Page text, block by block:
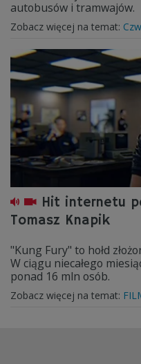
autobusów i tramwajów.
Zobacz więcej na temat:
Hit internetu
Tomasz Knapik
"Kung Fury" to hołd
W ciągu niecałego
ponad 16 mln osób.
Zobacz więcej na temat: